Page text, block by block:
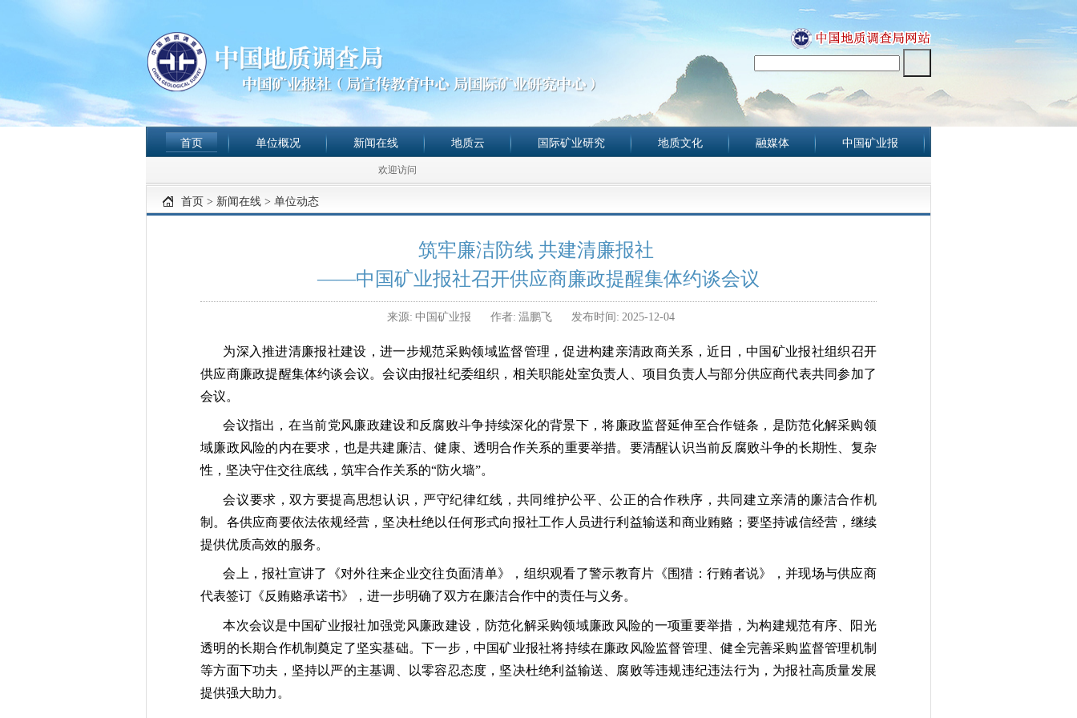
首页
欢迎访问
单位概况 新闻在线 地质云 国际矿业研究 地质文化 融媒体 中国矿业报
首页 > 新闻在线 > 单位动态
筑牢廉洁防线 共建清廉报社
——中国矿业报社召开供应商廉政提醒集体约谈会议
来源: 中国矿业报 作者: 温鹏飞 发布时间: 2025-12-04
为深入推进清廉报社建设，进一步规范采购领域监督管理，促进构建亲清政商关系 ， 近日，中国矿业报社组织召开
供应商廉政提醒集体约谈会议。会议由报社纪委组织，相关职能处室负责人、项目负责人与部分供应商代表共同参加了
会议。
会议指出，在当前党风廉政建设和反腐败斗争持续深化的背景下，将廉政监督延伸至合作链条，是防范化解采购领
域廉政风险的内在要求，也是共建廉洁、健康、透明合作关系的重要举措。要清醒认识当前反腐败斗争的长期性、复杂
性，坚决守住交往底线，筑牢合作关系的“防火墙”。
会议要求，双方要提高思想认识，严守纪律红线，共同维护公平、公正的合作秩序，共同建立亲清的廉洁合作机
制。 各供应商要依法依规经营，坚决杜绝以任何形式向报社工作人员进行利益输送和商业贿赂；要坚持诚信经营，继续
提供优质高效的服务。
会上，报社宣讲了《对外往来企业交往负面清单》，组织观看了警示教育片《围猎：行贿者说》，并现场与供应商
代表签订《反贿赂承诺书》，进一步明确了双方在廉洁合作中的责任与义务。
本次会议是中国矿业报社加强党风廉政建设，防范化解采购领域廉政风险的一项重要举措，为构建规范有序、阳光
透明的长期合作机制奠定了坚实基础。下一步，中国矿业报社将持续在廉政风险监督管理、健全完善采购监督管理机制
等方面下功夫，坚持以严的主基调、以零容忍态度，坚决杜绝利益输送、腐败等违规违纪违法行为，为报社高质量发展
提供强大助力 。